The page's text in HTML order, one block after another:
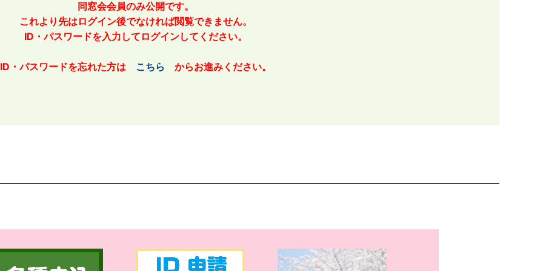
同窓会会員のみ公開です。
これより先はログイン後でなければ閲覧できません。
ID・パスワードを入力してログインしてください。
ID・パスワードを忘れた方は こちら からお進みください。